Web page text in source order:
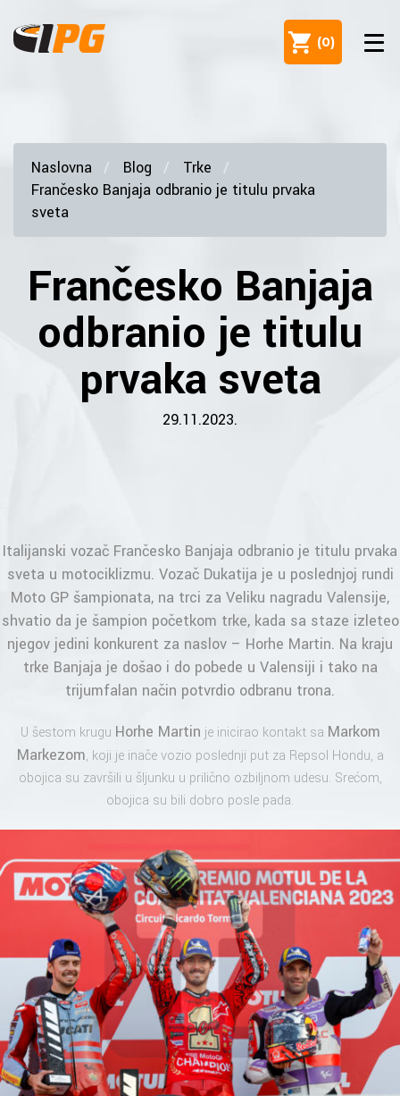
(0)
Naslovna Blog
Trke
Frančesko Banjaja odbranio je titulu prvaka
sveta
Frančesko Banjaja
odbranio je titulu
prvaka sveta
29.11.2023.
Italijanski vozač Frančesko Banjaja odbranio je titulu prvaka
sveta u motociklizmu. Vozač Dukatija je u poslednjoj rundi
Moto GP šampionata, na trci za Veliku nagradu Valensije,
shvatio da je šampion početkom trke, kada sa staze izleteo
njegov jedini konkurent za naslov – Horhe Martin. Na kraju
trke Banjaja je došao i do pobede u Valensiji i tako na
trijumfalan način potvrdio odbranu trona.
U šestom krugu Horhe Martin je inicirao kontakt sa Markom
Markezom, koji je inače vozio poslednji put za Repsol Hondu, a
obojica su završili u šljunku u prilično ozbiljnom udesu. Srećom,
obojica su bili dobro posle pada.